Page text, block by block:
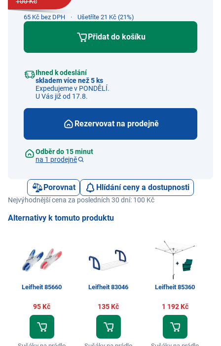
65 Kč bez DPH Ušetříte 21 Kč (21%)
Přidat do košíku
Ihned k odeslání
skladem více než 5 ks
Expedujeme v PONDĚLÍ.
U Vás již od 17.8.
Rezervovat na prodejně
Odběr do 15 minut
na 1 prodejně
Porovnat Hlídání ceny a dostupnosti
Nejvýhodnější cena za posledních 30 dní: 100 Kč
Alternativy k tomuto produktu
Leifheit 85660
95 Kč
Leifheit 83046
135 Kč
Leifheit 85360
1 192 Kč